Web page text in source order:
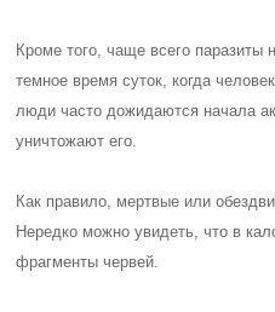
Кроме того, чаще всего паразиты
темное время суток, когда
люди часто дожидаются начала
уничтожают его.
Как правило, мертвые или
Нередко можно увидеть, что в
фрагменты червей.